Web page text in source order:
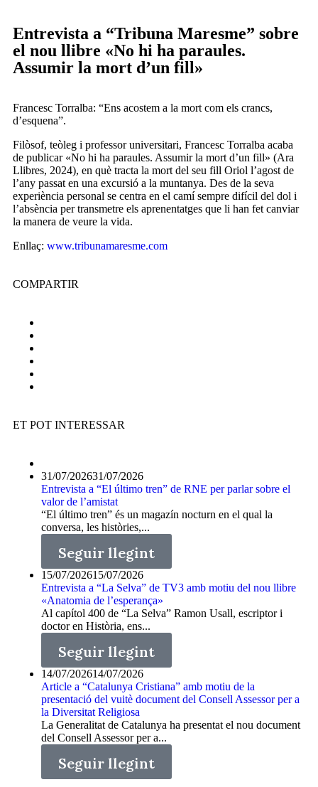
Entrevista a “Tribuna Maresme” sobre
el nou llibre «No hi ha paraules.
Assumir la mort d’un fill»
Francesc Torralba: “Ens acostem a la mort com els crancs,
d’esquena”.
Filòsof, teòleg i professor universitari, Francesc Torralba acaba
de publicar «No hi ha paraules. Assumir la mort d’un fill» (Ara
Llibres, 2024), en què tracta la mort del seu fill Oriol l’agost de
l’any passat en una excursió a la muntanya. Des de la seva
experiència personal se centra en el camí sempre difícil del dol i
l’absència per transmetre els aprenentatges que li han fet canviar
la manera de veure la vida.
Enllaç: www.tribunamaresme.com
COMPARTIR
ET POT INTERESSAR
31/07/202631/07/2026
Entrevista a “El último tren” de RNE per parlar sobre el
valor de l’amistat
“El último tren” és un magazín nocturn en el qual la
conversa, les històries,...
Seguir llegint
15/07/202615/07/2026
Entrevista a “La Selva” de TV3 amb motiu del nou llibre
«Anatomia de l’esperança»
Al capítol 400 de “La Selva” Ramon Usall, escriptor i
doctor en Història, ens...
Seguir llegint
14/07/202614/07/2026
Article a “Catalunya Cristiana” amb motiu de la
presentació del vuitè document del Consell Assessor per a
la Diversitat Religiosa
La Generalitat de Catalunya ha presentat el nou document
del Consell Assessor per a...
Seguir llegint